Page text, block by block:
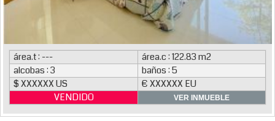
área.t : ---
área.c : 122.83 m2
alcobas : 3
baños : 5
$ XXXXXX US
€ XXXXXX EU
VENDIDO
VER INMUEBLE